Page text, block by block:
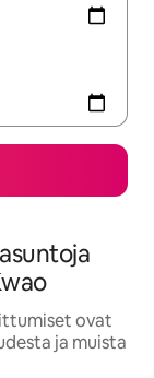
ovat
ja muista